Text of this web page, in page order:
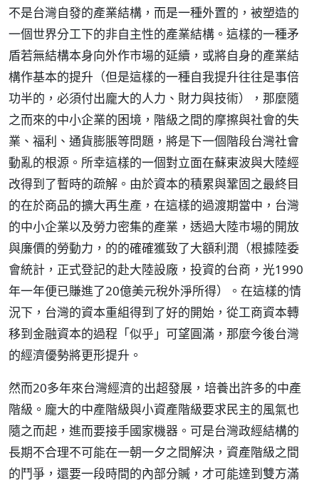
不是台灣自發的產業結構，而是一種外置的，被塑造的
一個世界分工下的非自主性的產業結構。這樣的一種矛
盾若無結構本身向外作市場的延續，或將自身的產業結
構作基本的提升（但是這樣的一種自我提升往往是事倍
功半的，必須付出龐大的人力、財力與技術），那麼隨
之而來的中小企業的困境，階級之間的摩擦與社會的失
業、福利、通貨膨脹等問題，將是下一個階段台灣社會
動亂的根源。所幸這樣的一個對立面在蘇東波與大陸經
改得到了暫時的疏解。由於資本的積累與鞏固之最終目
的在於商品的擴大再生產，在這樣的過渡期當中，台灣
的中小企業以及勞力密集的產業，透過大陸市場的開放
與廉價的勞動力，的的確確獲致了大額利潤（根據陸委
會統計，正式登記的赴大陸設廠，投資的台商，光1990
年一年便已賺進了20億美元稅外淨所得）。在這樣的情
況下，台灣的資本重組得到了好的開始，從工商資本轉
移到金融資本的過程「似乎」可望圓滿，那麼今後台灣
的經濟優勢將更形提升。
然而20多年來台灣經濟的出超發展，培養出許多的中產
階級。龐大的中產階級與小資產階級要求民主的風氣也
隨之而起，進而要接手國家機器。可是台灣政經結構的
長期不合理不可能在一朝一夕之間解決，資產階級之間
的鬥爭，還要一段時間的內部分贓，才可能達到雙方滿